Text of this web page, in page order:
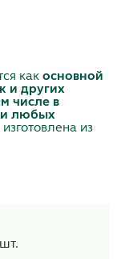
как основной
и других
числе в
и любых
из